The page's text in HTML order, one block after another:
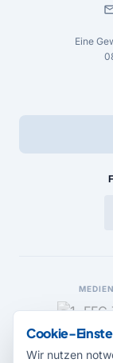
Eine
Cookie-
Wir nutzen